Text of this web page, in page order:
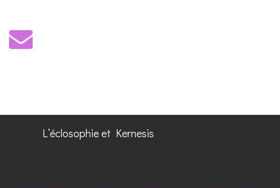
L’éclosophie et Kernesis